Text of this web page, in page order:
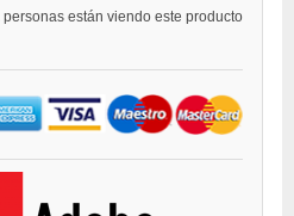
personas están viendo este producto